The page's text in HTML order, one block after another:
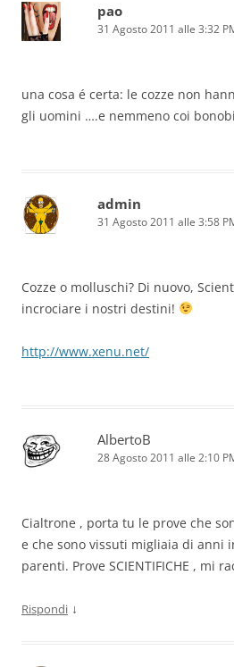
pao
31 Agosto 2011 alle 3:32
una cosa é certa: le cozze non
gli uomini ….e nemmeno coi
admin
31 Agosto 2011 alle 3:58
Cozze o molluschi? Di nuovo,
incrociare i nostri destini!
http://www.xenu.net/
AlbertoB
28 Agosto 2011 alle 2:10
Cialtrone , porta tu le prove che
e che sono vissuti migliaia di anni
parenti. Prove SCIENTIFICHE , mi
Rispondi ↓